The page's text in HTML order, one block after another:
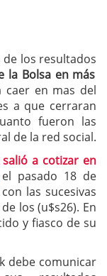
los resultados
la Bolsa en más
en mas del
a que cerraran
fueron las
de la red social.
salió a cotizar en
el pasado 18 de
las sucesivas
los (u$s26). En
y fiasco de su
debe comunicar